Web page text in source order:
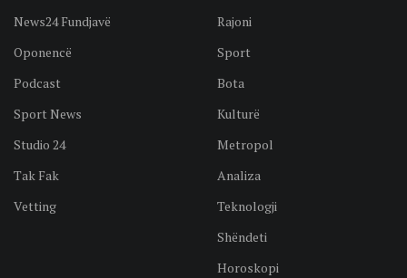
News24 Fundjavë
Oponencë
Podcast
Sport News
Studio 24
Tak Fak
Vetting
Rajoni
Sport
Bota
Kulturë
Metropol
Analiza
Teknologji
Shëndeti
Horoskopi